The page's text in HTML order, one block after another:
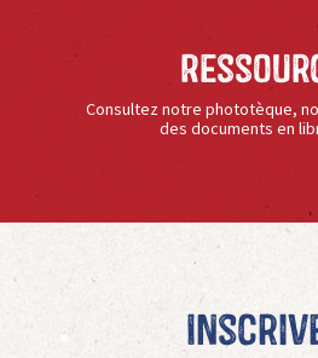
Consultez notre phototèque,
des documents en